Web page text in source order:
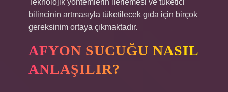
Teknolojik yöntemlerin ilerlemesi ve tüketici
bilincinin artmasıyla tüketilecek gıda için birçok
gereksinim ortaya çıkmaktadır.
AFYON SUCUĞU NASIL
ANLAŞILIR?